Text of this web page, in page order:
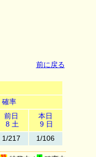
前に戻る
確率
前日
8 土
本日
9 日
1/217
1/106